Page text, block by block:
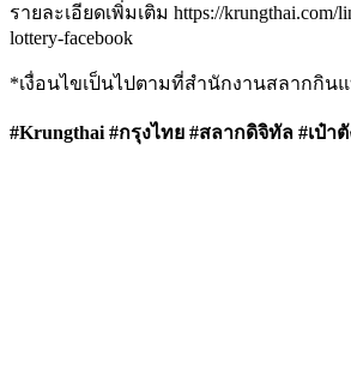
รายละเอียดเพิ่มเติม https://krungthai.com/
lottery-facebook
*เงื่อนไขเป็นไปตามที่สำนักงานสลากกิน
#Krungthai #กรุงไทย #สลากดิจิทัล #เป๋า